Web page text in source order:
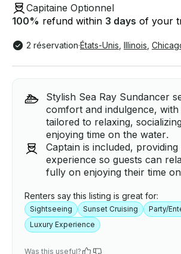
Capitaine Optionnel
100% refund within 3 days of your
2 réservation·États-Unis Illinois
Stylish Sea Ray Sundancer
comfort and indulgence,
tailored to relaxing,
enjoying time on the water.
Captain is included, providing
experience so guests can
fully on enjoying their time
Renters say this listing is great for:
Sightseeing Sunset Cruising
Party/
Luxury Experience
Was this useful?